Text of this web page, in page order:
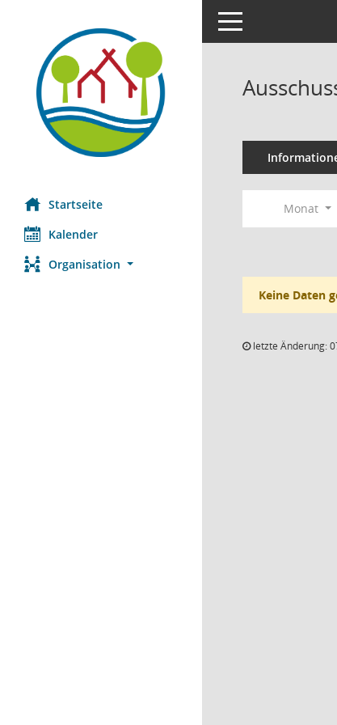
Startseite
Kalender
Organisation
Toggle navigation
Monat
Keine Daten
letzte Änderung: